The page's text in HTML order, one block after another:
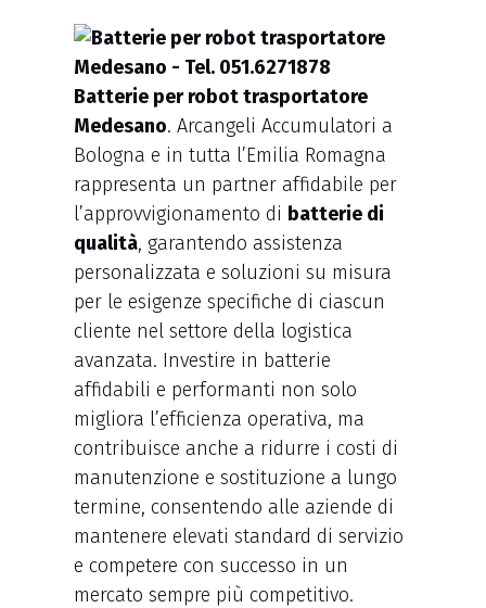
Batterie per robot trasportatore
Medesano. Arcangeli Accumulatori a
Bologna e in tutta l’Emilia Romagna
rappresenta un partner affidabile per
l’approvvigionamento di batterie di
qualità, garantendo assistenza
personalizzata e soluzioni su misura
per le esigenze specifiche di ciascun
cliente nel settore della logistica
avanzata. Investire in batterie
affidabili e performanti non solo
migliora l’efficienza operativa, ma
contribuisce anche a ridurre i costi di
manutenzione e sostituzione a lungo
termine, consentendo alle aziende di
mantenere elevati standard di servizio
e competere con successo in un
mercato sempre più competitivo.